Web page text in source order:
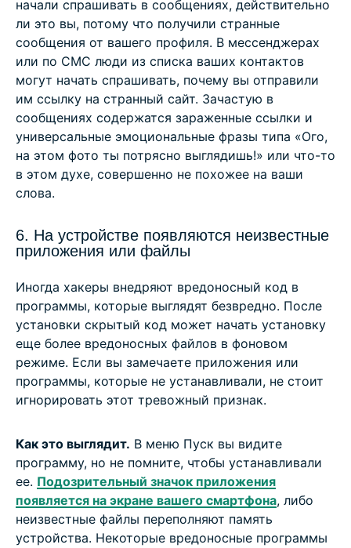
начали спрашивать в сообщениях, действительно
ли это вы, потому что получили странные
сообщения от вашего профиля. В мессенджерах
или по СМС люди из списка ваших контактов
могут начать спрашивать, почему вы отправили
им ссылку на странный сайт. Зачастую в
сообщениях содержатся зараженные ссылки и
универсальные эмоциональные фразы типа «Ого,
на этом фото ты потрясно выглядишь!» или что-то
в этом духе, совершенно не похожее на ваши
слова.
6. На устройстве появляются неизвестные
приложения или файлы
Иногда хакеры внедряют вредоносный код в
программы, которые выглядят безвредно. После
установки скрытый код может начать установку
еще более вредоносных файлов в фоновом
режиме. Если вы замечаете приложения или
программы, которые не устанавливали, не стоит
игнорировать этот тревожный признак.
Как это выглядит. В меню Пуск вы видите
программу, но не помните, чтобы устанавливали
ее. Подозрительный значок приложения
появляется на экране вашего смартфона, либо
неизвестные файлы переполняют память
устройства. Некоторые вредоносные программы